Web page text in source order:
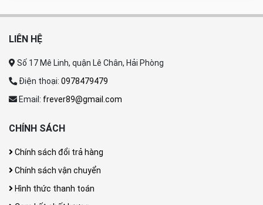
LIÊN HỆ
Số 17 Mê Linh, quận Lê Chân, Hải Phòng
Điện thoại: 0978479479
Email: frever89@gmail.com
CHÍNH SÁCH
Chính sách đổi trả hàng
Chính sách vận chuyển
Hình thức thanh toán